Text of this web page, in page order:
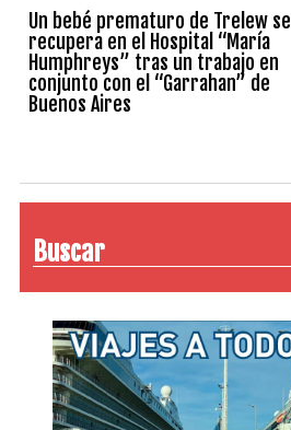
Un bebé prematuro de Trelew se
recupera en el Hospital “María
Humphreys” tras un trabajo en
conjunto con el “Garrahan” de
Buenos Aires
Buscar